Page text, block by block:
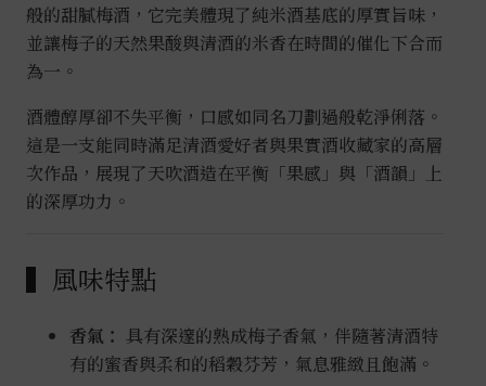
般的甜膩梅酒，它完美體現了純米酒基底的厚實旨味，
並讓梅子的天然果酸與清酒的米香在時間的催化下合而
為一。
酒體醇厚卻不失平衡，口感如同名刀劃過般乾淨俐落。
這是一支能同時滿足清酒愛好者與果實酒收藏家的高層
次作品，展現了天吹酒造在平衡「果感」與「酒韻」上
的深厚功力。
▍風味特點
香氣： 具有深邃的熟成梅子香氣，伴隨著清酒特
有的蜜香與柔和的稻穀芬芳，氣息雅緻且飽滿。